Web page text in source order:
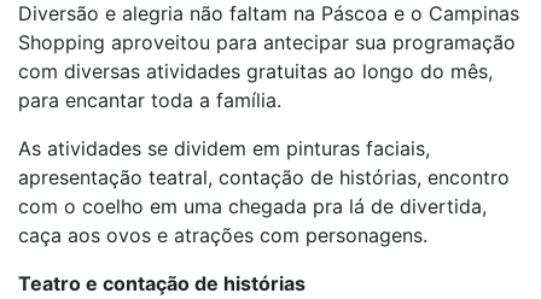
Diversão e alegria não faltam na Páscoa e o Campinas
Shopping aproveitou para antecipar sua programação
com diversas atividades gratuitas ao longo do mês,
para encantar toda a família.
As atividades se dividem em pinturas faciais,
apresentação teatral, contação de histórias, encontro
com o coelho em uma chegada pra lá de divertida,
caça aos ovos e atrações com personagens.
Teatro e contação de histórias